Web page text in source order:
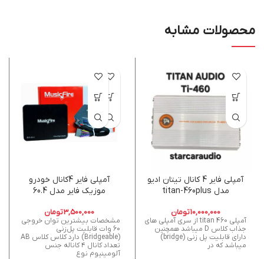
محصولات مشابه
آمپلی فایر 4 کانال تیتان ادیو
مدل titan-460plus
10,000,000تومان
آمپلی titan 460 از سری آمپلی های
جذاب کلاس D میباشد همچنین
دارای قابلیت پل زنی (bridge)
میباشد که در
آمپلی فایر 4کانال خودرو
موزیک فایر مدل 60.4
3,500,000تومان
مشخصات بیشترین توان خروجی
60 وات قابلیت پل‌زنی
(Bridgeable) دارد کلاس کلاس AB
تعداد کانال ۴ کاناله جنس
آلومینیوم نوع